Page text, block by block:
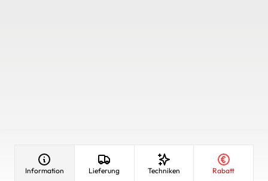
Information Lieferung Techniken Rabatt